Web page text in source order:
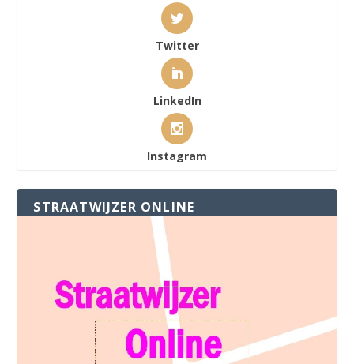
Twitter
LinkedIn
Instagram
STRAATWIJZER ONLINE